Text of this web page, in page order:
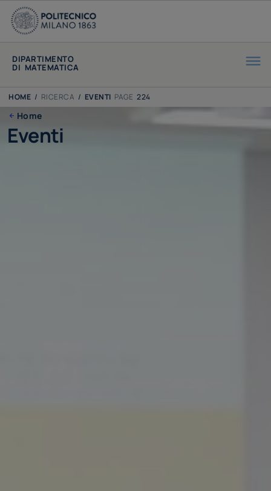
DIPARTIMENTO
DI MATEMATICA
HOME / RICERCA / EVENTI PAGE 224
Home
Eventi